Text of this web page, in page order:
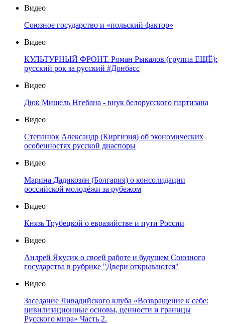
Видео
Союзное государство и «польский фактор»
Видео
КУЛЬТУРНЫЙ ФРОНТ. Роман Рыкалов (группа ЕЩЁ):
русский рок за русский #Донбасс
Видео
Дюк Мишель Нгебана - внук белорусского партизана
Видео
Степанюк Александр (Киргизия) об экономических
особенностях русской диаспоры
Видео
Марина Дадикозян (Болгария) о консолидации
российской молодёжи за рубежом
Видео
Князь Трубецкой о евразийстве и пути России
Видео
Андрей Якусик о своей работе и будущем Союзного
государства в рубрике "Двери открываются"
Видео
Заседание Ливадийского клуба «Возвращение к себе:
цивилизационные основы, ценности и границы
Русского мира» Часть 2.